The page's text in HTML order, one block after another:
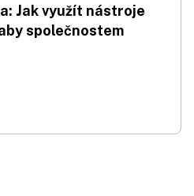
Jak využít nástroje
společnostem